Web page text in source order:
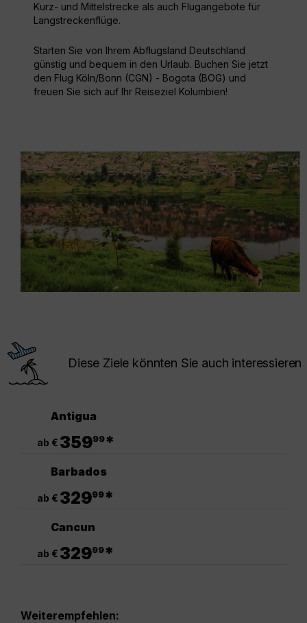
Kurz- und Mittelstrecke als auch Flugangebote für
Langstreckenflüge.
Starten Sie von Ihrem Abflugsland Deutschland
günstig und bequem in den Urlaub. Buchen Sie jetzt
den Flug Köln/Bonn (CGN) - Bogota (BOG) und
freuen Sie sich auf Ihr Reiseziel Kolumbien!
Diese Ziele könnten Sie auch interessieren
Antigua
ab € 35999*
Barbados
ab € 32999*
Cancun
ab € 32999*
Weiterempfehlen: